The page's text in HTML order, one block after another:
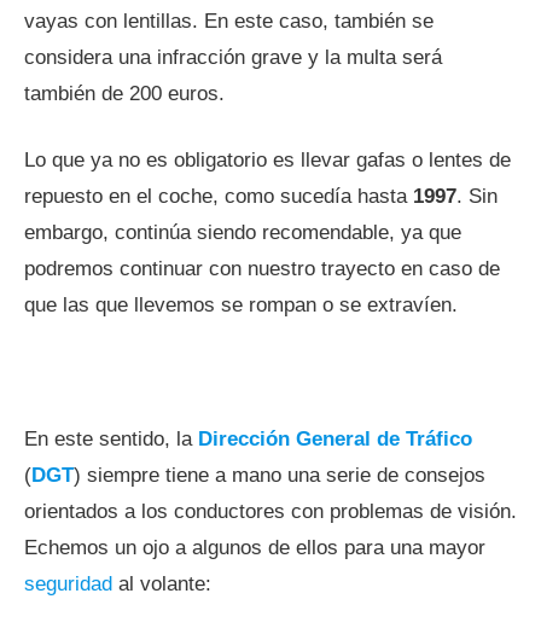
vayas con lentillas. En este caso, también se
considera una infracción grave y la multa será
también de 200 euros.
Lo que ya no es obligatorio es llevar gafas o lentes de
repuesto en el coche, como sucedía hasta 1997. Sin
embargo, continúa siendo recomendable, ya que
podremos continuar con nuestro trayecto en caso de
que las que llevemos se rompan o se extravíen.
En este sentido, la Dirección General de Tráfico
(DGT) siempre tiene a mano una serie de consejos
orientados a los conductores con problemas de visión.
Echemos un ojo a algunos de ellos para una mayor
seguridad al volante: